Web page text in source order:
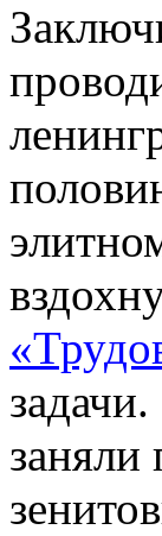
заняли